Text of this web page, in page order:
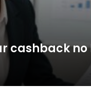
cashback no